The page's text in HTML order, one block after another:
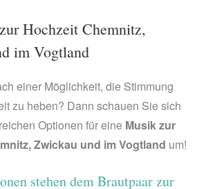
Hochzeit Chemnitz,
im Vogtland
einer Möglichkeit, die Stimmung
zu heben? Dann schauen Sie sich
Optionen für eine Musik zur
Zwickau und im Vogtland um!
stehen dem Brautpaar zur